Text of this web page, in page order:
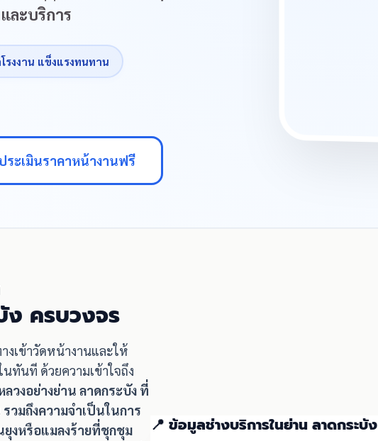
ละบริการ
รงงาน แข็งแรงทนทาน
ระเมินราคาหน้างานฟรี
ง ครบวงจร
เข้าวัดหน้างานและให้
ทันที ด้วยความเข้าใจถึง
วงอย่างย่าน ลาดกระบัง ที่
มถึงความจำเป็นในการ
งหรือแมลงร้ายที่ชุกชุม
📍 ข้อมูลช่างบริการในย่าน ลาดกระบัง